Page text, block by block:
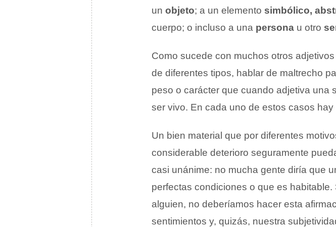
un objeto; a un elemento simbólico,
cuerpo; o incluso a una persona u otro
Como sucede con muchos otros
de diferentes tipos, hablar de maltrecho
peso o carácter que cuando adjetiva una
ser vivo. En cada uno de estos casos
Un bien material que por diferentes
considerable deterioro seguramente
casi unánime: no mucha gente diría que
perfectas condiciones o que es
alguien, no deberíamos hacer esta
sentimientos y, quizás, nuestra